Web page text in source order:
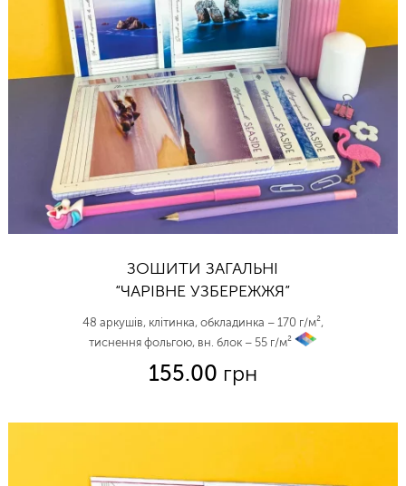
ЗОШИТИ ЗАГАЛЬНІ
“ЧАРІВНЕ УЗБЕРЕЖЖЯ”
48 аркушів, клітинка, обкладинка – 170 г/м²,
тиснення фольгою, вн. блок – 55 г/м²
155.00 грн